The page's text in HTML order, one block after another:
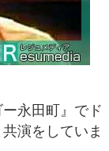
永田町』でド
演をしていま